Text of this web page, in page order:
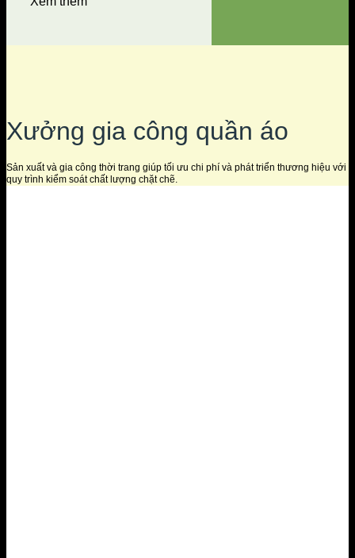
Xưởng gia công quần áo
Sản xuất và gia công thời trang giúp tối ưu chi phí và phát triển thương hiệu với
quy trình kiểm soát chất lượng chặt chẽ.